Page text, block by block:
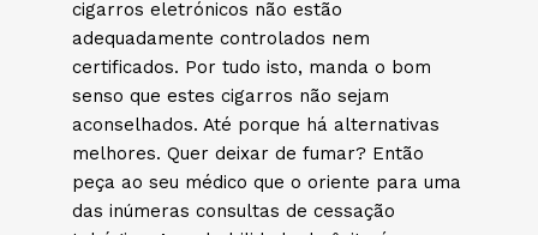
cigarros eletrónicos não estão
adequadamente controlados nem
certificados. Por tudo isto, manda o bom
senso que estes cigarros não sejam
aconselhados. Até porque há alternativas
melhores. Quer deixar de fumar? Então
peça ao seu médico que o oriente para uma
das inúmeras consultas de cessação